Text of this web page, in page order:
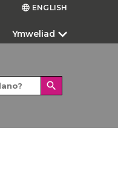
language ENGLISH
Ymweliad
search